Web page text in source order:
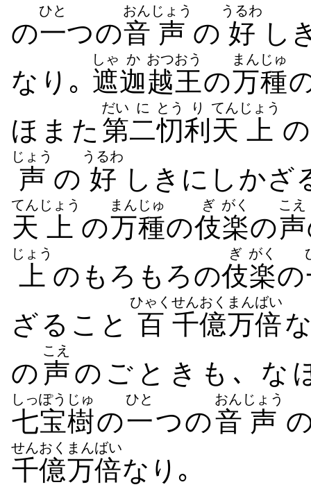
の一
ひと
つの音
おん
声
じょう
の 好
うるわ
し
なり｡ 遮
しゃ
迦
か
越王
おつおう
の万種
まんじゅ
ほまた 第
だい
二
に
忉
とう
利
り
天
てん
上
じょう
声
じょう
の 好
うるわ
しきにしかざ
天
てん
上
じょう
の万種
まんじゅ
の伎
ぎ
楽
がく
の声
こえ
上
じょう
のもろもろの伎
ぎ
楽
がく
の
ざること 百
ひゃく
千億
せんおく
万倍
まんばい
の 声
こえ
のごときも､ な
七宝
しっぽう
樹
じゅ
の一
ひと
つの音
おん
声
じょう
千億
せんおく
万倍
まんばい
なり｡